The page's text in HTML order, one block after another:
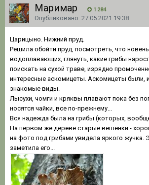
Маримар 1 284
Опубликовано: 27.05.2021 19:38
Царицыно. Нижний пруд.
Решила обойти пруд, посмотреть, что
водоплавающих, глянуть, какие грибы
поискать на сухой траве, изрядно
интересные аскомицеты. Аскомицеты были,
знакомые виды.
Лысухи, чомги и кряквы плавают пока без
носятся чайки, все по-прежнему...
Вся надежда была на грибы (которых,
На первом же дереве старые вешенки -
на фото под грибами увидела яркого жучка.
заметила его...